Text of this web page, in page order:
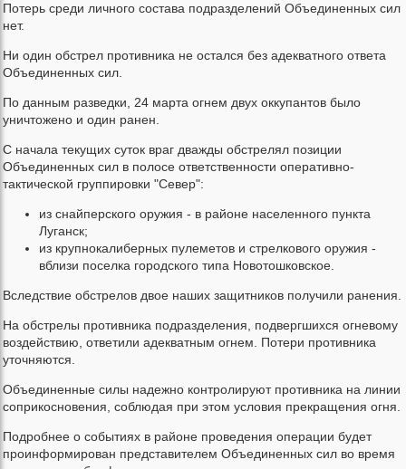
Потерь среди личного состава подразделений Объединенных сил
нет.
Ни один обстрел противника не остался без адекватного ответа
Объединенных сил.
По данным разведки, 24 марта огнем двух оккупантов было
уничтожено и один ранен.
С начала текущих суток враг дважды обстрелял позиции
Объединенных сил в полосе ответственности оперативно-
тактической группировки "Север":
из снайперского оружия - в районе населенного пункта
Луганск;
из крупнокалиберных пулеметов и стрелкового оружия -
вблизи поселка городского типа Новотошковское.
Вследствие обстрелов двое наших защитников получили ранения.
На обстрелы противника подразделения, подвергшихся огневому
воздействию, ответили адекватным огнем. Потери противника
уточняются.
Объединенные силы надежно контролируют противника на линии
соприкосновения, соблюдая при этом условия прекращения огня.
Подробнее о событиях в районе проведения операции будет
проинформирован представителем Объединенных сил во время